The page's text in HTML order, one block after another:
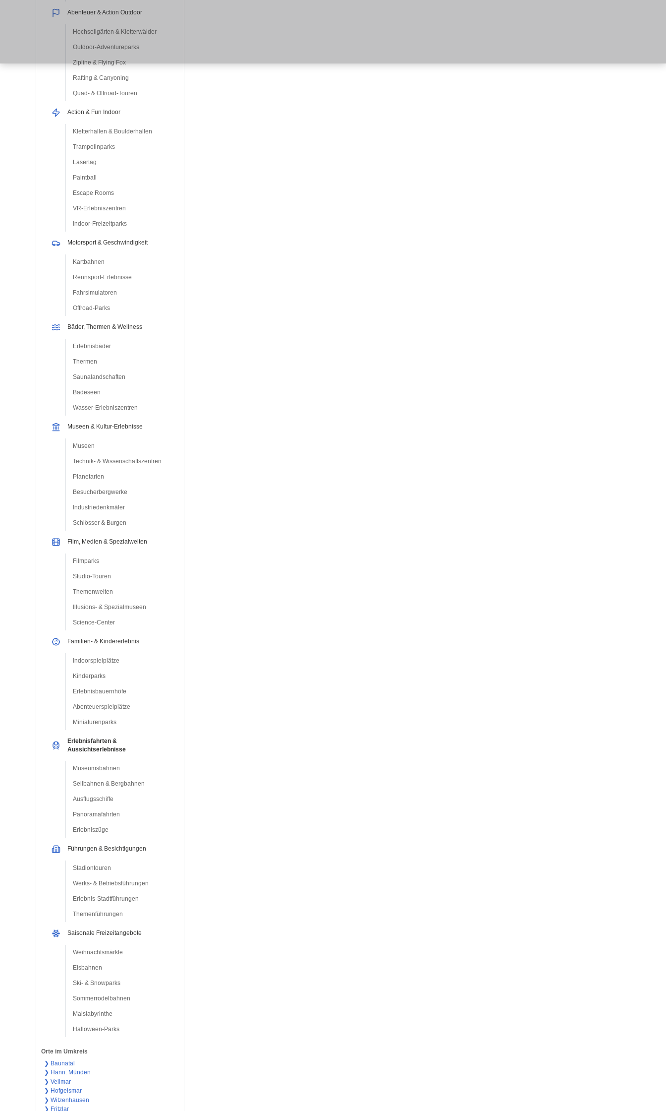
Abenteuer & Action Outdoor
Hochseilgärten & Kletterwälder
Outdoor-Adventureparks
Zipline & Flying Fox
Rafting & Canyoning
Quad- & Offroad-Touren
Action & Fun Indoor
Kletterhallen & Boulderhallen
Trampolinparks
Lasertag
Paintball
Escape Rooms
VR-Erlebniszentren
Indoor-Freizeitparks
Motorsport & Geschwindigkeit
Kartbahnen
Rennsport-Erlebnisse
Fahrsimulatoren
Offroad-Parks
Bäder, Thermen & Wellness
Erlebnisbäder
Thermen
Saunalandschaften
Badeseen
Wasser-Erlebniszentren
Museen & Kultur-Erlebnisse
Museen
Technik- & Wissenschaftszentren
Planetarien
Besucherbergwerke
Industriedenkmäler
Schlösser & Burgen
Film, Medien & Spezialwelten
Filmparks
Studio-Touren
Themenwelten
Illusions- & Spezialmuseen
Science-Center
Familien- & Kindererlebnis
Indoorspielplätze
Kinderparks
Erlebnisbauernhöfe
Abenteuerspielplätze
Miniaturenparks
Erlebnisfahrten &
Aussichtserlebnisse
Museumsbahnen
Seilbahnen & Bergbahnen
Ausflugsschiffe
Panoramafahrten
Erlebniszüge
Führungen & Besichtigungen
Stadiontouren
Werks- & Betriebsführungen
Erlebnis-Stadtführungen
Themenführungen
Saisonale Freizeitangebote
Weihnachtsmärkte
Eisbahnen
Ski- & Snowparks
Sommerrodelbahnen
Maislabyrinthe
Halloween-Parks
Orte im Umkreis
❯ Baunatal
❯ Hann. Münden
❯ Vellmar
❯ Hofgeismar
❯ Witzenhausen
❯ Fritzlar